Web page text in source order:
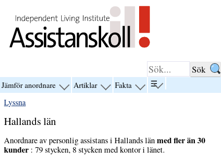
Jämför anordnare visa Artiklar visa Fakta visa
☰visa
menyn
Lyssna
Hallands län
Anordnare av personlig assistans i Hallands länmed fler än 30
kunder : 79 stycken, 8 stycken med kontor i länet.